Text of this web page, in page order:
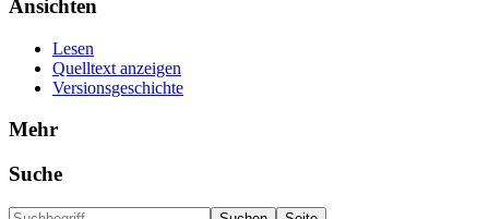
Ansichten
Lesen
Quelltext anzeigen
Versionsgeschichte
Mehr
Suche